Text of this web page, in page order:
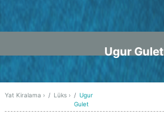
Ugur Gulet
Yat Kiralama › Lüks ›
Ugur
Gulet